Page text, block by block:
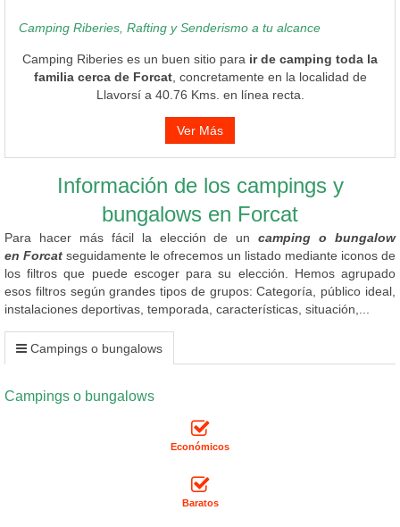
Camping Riberies, Rafting y Senderismo a tu alcance
Camping Riberies es un buen sitio para ir de camping toda la
familia cerca de Forcat, concretamente en la localidad de
Llavorsí a 40.76 Kms. en línea recta.
Ver Más
Información de los campings y
bungalows en Forcat
Para hacer más fácil la elección de uncamping o bungalow
en Forcat seguidamente le ofrecemos un listado mediante iconos de
los filtros que puede escoger para su elección. Hemos agrupado
esos filtros según grandes tipos de grupos: Categoría, público ideal,
instalaciones deportivas, temporada, características, situación,...
Campings o bungalows
Campings o bungalows
Económicos
Baratos